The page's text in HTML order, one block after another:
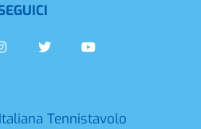
Tennistavolo